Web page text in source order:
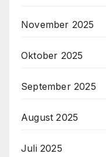
November 2025
Oktober 2025
September 2025
August 2025
Juli 2025